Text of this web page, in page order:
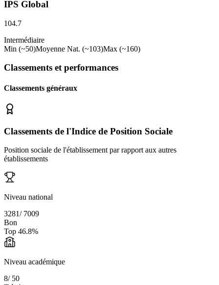
IPS Global
104.7
Intermédiaire
Min (~50)Moyenne Nat. (~103)Max (~160)
Classements et performances
Classements généraux
Classements de l'Indice de Position Sociale
Position sociale de l'établissement par rapport aux autres
établissements
Niveau national
3281/ 7009
Bon
Top 46.8%
Niveau académique
8/ 50